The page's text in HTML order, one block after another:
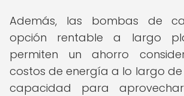
Además, las bombas de
opción rentable a largo
permiten un ahorro
costos de energía a lo largo de
capacidad para